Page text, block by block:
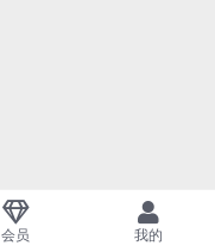
会员 我的